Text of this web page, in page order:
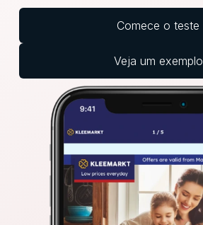
Comece o teste
Veja um exemplo